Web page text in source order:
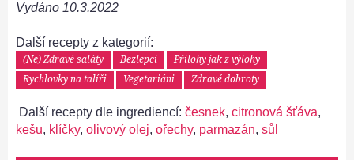
Vydáno 10.3.2022
Další recepty z kategorií:
(Ne) Zdravé saláty
Bezlepci
Přílohy jak z výlohy
Rychlovky na talíři
Vegetariáni Zdravé dobroty
Další recepty dle ingrediencí: česnek, citronová šťáva,
kešu, klíčky, olivový olej, ořechy, parmazán, sůl